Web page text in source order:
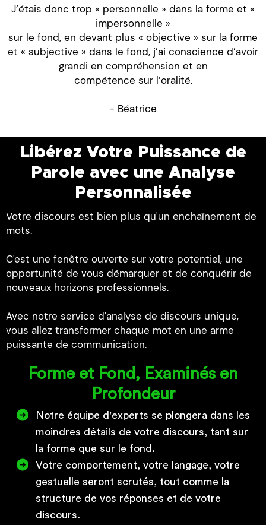
J’étais donc trop « personnelle » dans la forme et «
impersonnelle »
sur le fond, en devant plus « objective » sur la forme
et « subjective » dans le fond, j’ai conscience d’avoir
grandi en compréhension et en
compétence sur l’oralité.
- Béatrice
Libérez Votre Puissance de
Parole avec une Analyse
Personnalisée
Votre discours est bien plus qu'un enchaînement de
mots.
C'est une fenêtre ouverte sur votre potentiel, une
opportunité de vous démarquer et de conquérir de
nouveaux horizons professionnels.
Avec notre service d'analyse de discours unique,
vous allez transformer chaque mot en une arme
puissante de communication.
Forme et Fond, Examinés en
Profondeur
Notre équipe d'experts se plongera dans les
moindres détails de votre discours, tant sur
la forme que sur le fond.
Votre comportement, votre langage, votre
gestuelle seront scrutés, tout comme la
structure de vos réponses et de votre
discours.